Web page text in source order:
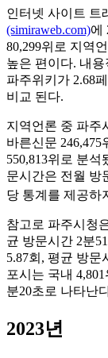
인터넷 사이트 트
(simiraweb.com)에
80,299위로 지역
높은 편이다. 내
파주위키가 2.68
비교 된다.
지역언론 중 파주
바른신문 246,475
550,813위로 분
문시간은 전월 방
당 통계를 제공하
참고로 파주시청
균 방문시간 2분
5.87회, 평균 방문
포시는 국내
분20초로 나타난
2023년